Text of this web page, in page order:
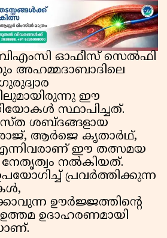
ഓഫീസ് സെൽഫി
അഹമ്മദാബാദിലെ
ഈ
സ്ഥാപിച്ചത്.
ശബ്ദങ്ങളായ
ആർജെ കൃതാർഥ്,
ഈ തത്സമയ
നേതൃത്വം നൽകിയത്.
പ്രവർത്തിക്കുന്ന
ഊർജ്ജത്തിൻ്റെ
ഉദാഹരണമായി